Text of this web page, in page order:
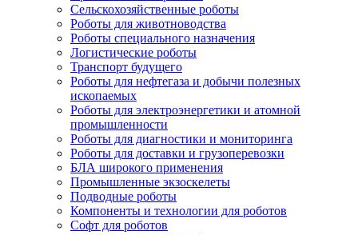
Сельскохозяйственные роботы
Роботы для животноводства
Роботы специального назначения
Логистические роботы
Транспорт будущего
Роботы для нефтегаза и добычи полезных
ископаемых
Роботы для электроэнергетики и атомной
промышленности
Роботы для диагностики и мониторинга
Роботы для доставки и грузоперевозки
БЛА широкого применения
Промышленные экзоскелеты
Подводные роботы
Компоненты и технологии для роботов
Софт для роботов